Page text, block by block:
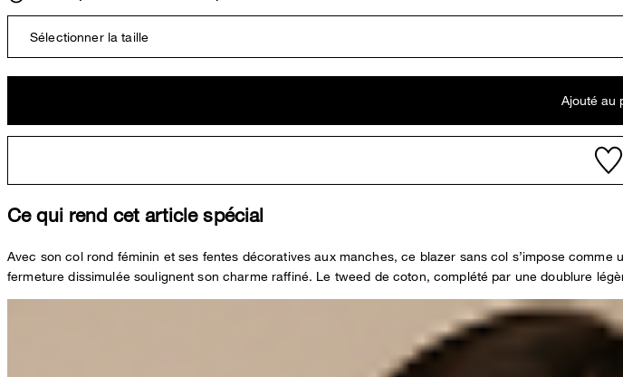
Sélectionner la taille
Ajouté au
Ce qui rend cet article spécial
Avec son col rond féminin et ses fentes décoratives aux manches, ce blazer sans col s’impose
fermeture dissimulée soulignent son charme raffiné. Le tweed de coton, complété par une doublure